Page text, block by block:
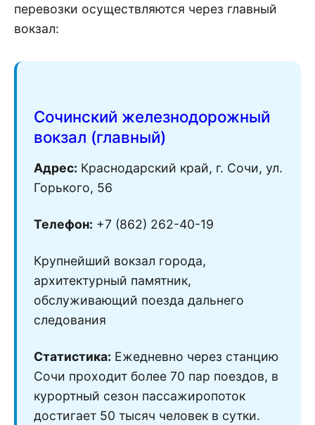
перевозки осуществляются через главный
вокзал:
Сочинский железнодорожный
вокзал (главный)
Адрес: Краснодарский край, г. Сочи, ул.
Горького, 56
Телефон: +7 (862) 262-40-19
Крупнейший вокзал города,
архитектурный памятник,
обслуживающий поезда дальнего
следования
Статистика: Ежедневно через станцию
Сочи проходит более 70 пар поездов, в
курортный сезон пассажиропоток
достигает 50 тысяч человек в сутки.